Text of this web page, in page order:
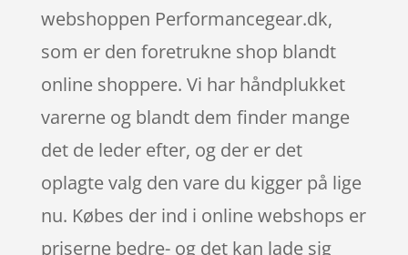
webshoppen Performancegear.dk,
som er den foretrukne shop blandt
online shoppere. Vi har håndplukket
varerne og blandt dem finder mange
det de leder efter, og der er det
oplagte valg den vare du kigger på lige
nu. Købes der ind i online webshops er
priserne bedre- og det kan lade sig